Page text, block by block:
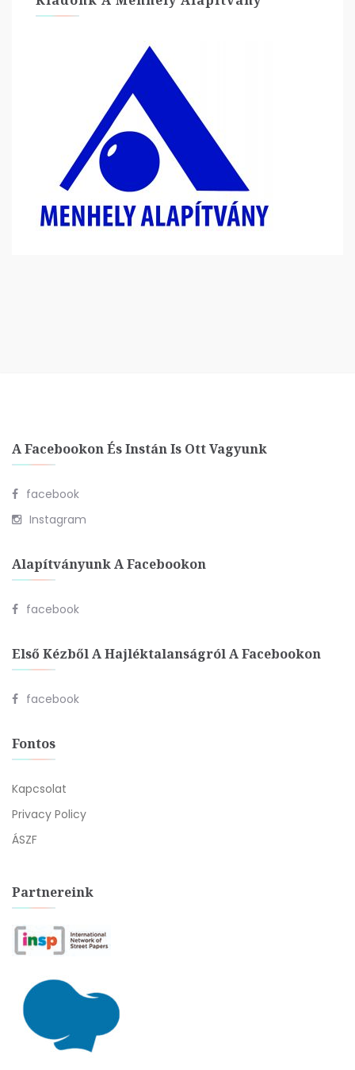
A Facebookon És Instán Is Ott Vagyunk
facebook
Instagram
Alapítványunk A Facebookon
facebook
Első Kézből A Hajléktalanságról A Facebookon
facebook
Fontos
Kapcsolat
Privacy Policy
ÁSZF
Partnereink